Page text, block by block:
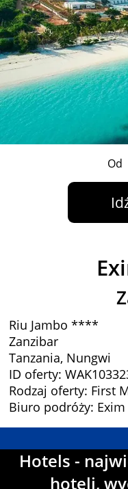
Od
Riu Jambo ****
Zanzibar
Tanzania, Nungwi
ID oferty:
Rodzaj oferty: First
Biuro podróży: Exim
Hotels -
hoteli,